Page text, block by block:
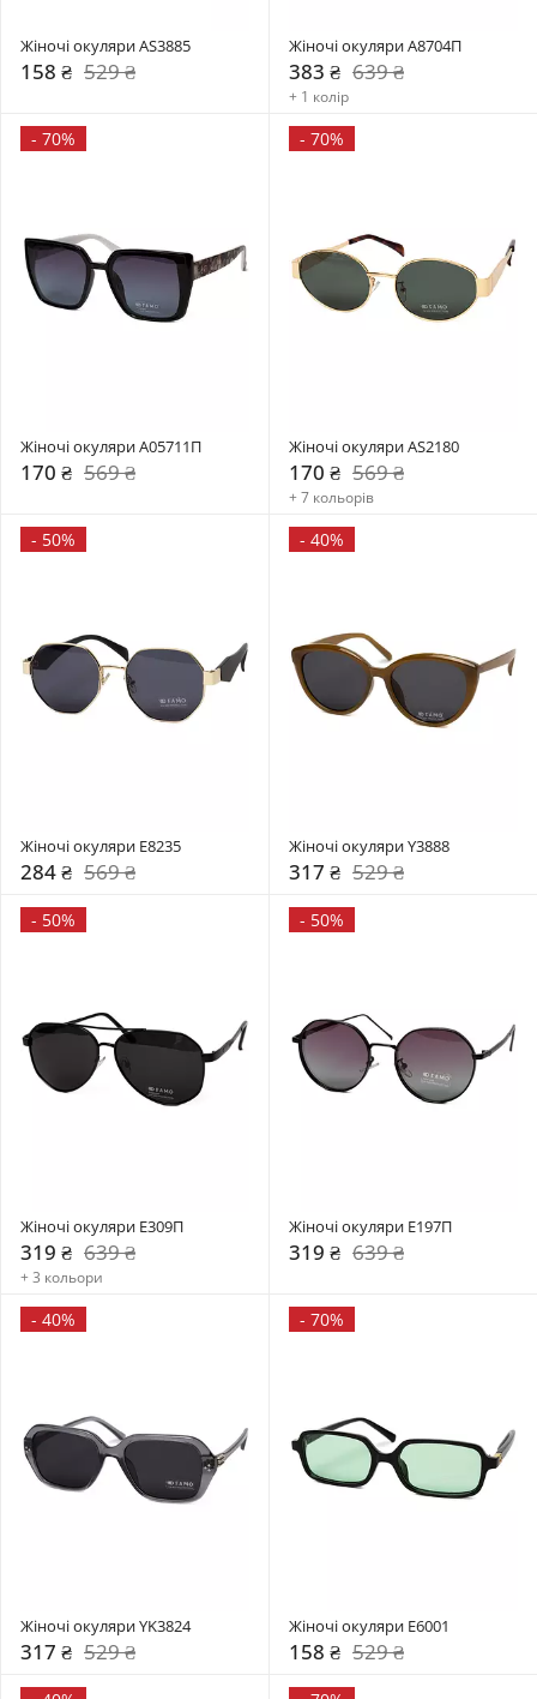
Жіночі окуляри AS3885
158 ₴ 529 ₴
Жіночі окуляри А8704П
383 ₴ 639 ₴
+ 1 колір
- 70%
Жіночі окуляри А05711П
170 ₴ 569 ₴
- 70%
Жіночі окуляри AS2180
170 ₴ 569 ₴
+ 7 кольорів
- 50%
Жіночі окуляри E8235
284 ₴ 569 ₴
- 40%
Жіночі окуляри Y3888
317 ₴ 529 ₴
- 50%
Жіночі окуляри E309П
319 ₴ 639 ₴
+ 3 кольори
- 50%
Жіночі окуляри E197П
319 ₴ 639 ₴
- 40%
Жіночі окуляри YK3824
317 ₴ 529 ₴
- 70%
Жіночі окуляри E6001
158 ₴ 529 ₴